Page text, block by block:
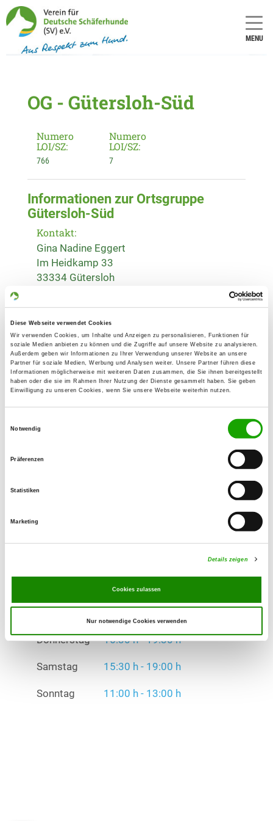
Diese Webseite verwendet Cookies
Wir verwenden Cookies, um Inhalte und Anzeigen zu personalisieren, Funktionen für
soziale Medien anbieten zu können und die Zugriffe auf unsere Website zu analysieren.
Außerdem geben wir Informationen zu Ihrer Verwendung unserer Website an unsere
Partner für soziale Medien, Werbung und Analysen weiter. Unsere Partner führen diese
Informationen möglicherweise mit weiteren Daten zusammen, die Sie ihnen bereitgestellt
haben oder die sie im Rahmen Ihrer Nutzung der Dienste gesammelt haben. Sie geben
Einwilligung zu unseren Cookies, wenn Sie unsere Webseite weiterhin nutzen.
Notwendig
Präferenzen
Statistiken
Marketing
Details zeigen
Cookies zulassen
Nur notwendige Cookies verwenden
MENU
OG - Gütersloh-Süd
Numero
LOI/SZ:
766
Numero
LOI/SZ:
7
Informationen zur Ortsgruppe
Gütersloh-Süd
Kontakt:
Gina Nadine Eggert
Im Heidkamp 33
33334 Gütersloh
33334 Gütersloh
Handy:
0170 3087566
E-Mail:
ginakastrup@t-online.de
Angebot:
Dienstag
Donnerstag
Samstag 15:30 h - 19:00 h
Donnerstag 16:30 h - 19:30 h
Samstag 15:30 h - 19:00 h
Sonntag 11:00 h - 13:00 h